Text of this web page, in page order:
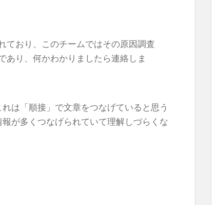
ており、このチームではその原因調査
あり、何かわかりましたら連絡しま
は「順接」で文章をつなげていると思う
が多くつなげられていて理解しづらくな